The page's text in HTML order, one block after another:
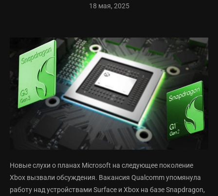
18 мая, 2025
Новые слухи о планах Microsoft на следующее поколение
Xbox вызвали обсуждения. Вакансия Qualcomm упомянула
работу над устройствами Surface и Xbox на базе Snapdragon,